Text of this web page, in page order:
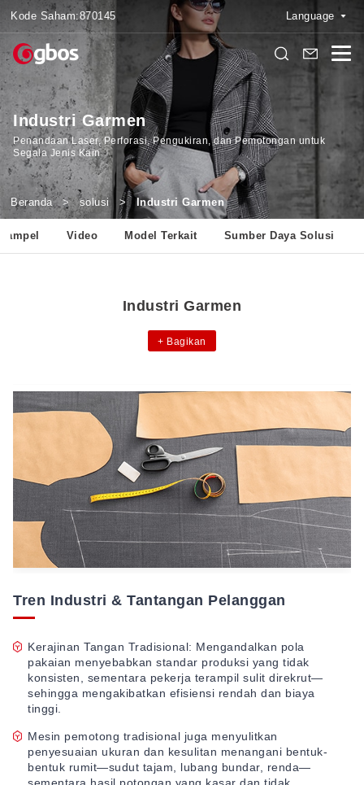
Kode Saham:870145 Language
Industri Garmen
Penandaan Laser, Perforasi, Pengukiran, dan Pemotongan untuk
Segala Jenis Kain
Beranda > solusi > Industri Garmen
Video Model Terkait Sumber Daya Solusi
Industri Garmen
+ Bagikan
Tren Industri & Tantangan Pelanggan
Kerajinan Tangan Tradisional: Mengandalkan pola
pakaian menyebabkan standar produksi yang tidak
konsisten, sementara pekerja terampil sulit direkrut—
sehingga mengakibatkan efisiensi rendah dan biaya
tinggi.
Mesin pemotong tradisional juga menyulitkan
penyesuaian ukuran dan kesulitan menangani bentuk-
bentuk rumit—sudut tajam, lubang bundar, renda—